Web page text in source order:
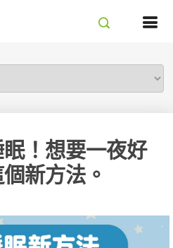
！想要一夜好
新方法。